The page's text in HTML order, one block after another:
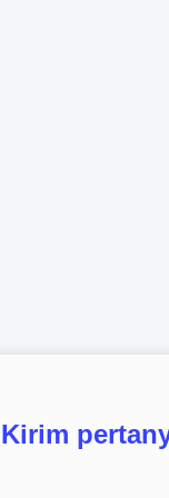
Kirim